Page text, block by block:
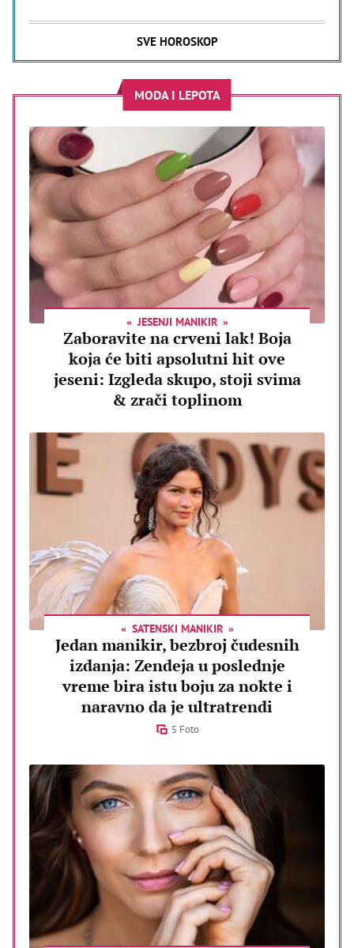
SVE HOROSKOP
MODA I LEPOTA
JESENJI MANIKIR
Zaboravite na crveni lak! Boja
koja će biti apsolutni hit ove
jeseni: Izgleda skupo, stoji svima
& zrači toplinom
SATENSKI MANIKIR
Jedan manikir, bezbroj čudesnih
izdanja: Zendeja u poslednje
vreme bira istu boju za nokte i
naravno da je ultratrendi
5 Foto